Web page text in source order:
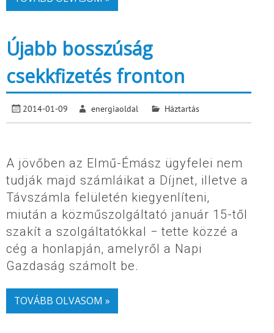
Újabb bosszúság
csekkfizetés fronton
2014-01-09 energiaoldal Háztartás
A jövőben az Elmű-Émász ügyfelei nem
tudják majd számláikat a Díjnet, illetve a
Távszámla felületén kiegyenlíteni,
miután a közműszolgáltató január 15-től
szakít a szolgáltatókkal − tette közzé a
cég a honlapján, amelyről a Napi
Gazdaság számolt be.
TOVÁBB OLVASOM »